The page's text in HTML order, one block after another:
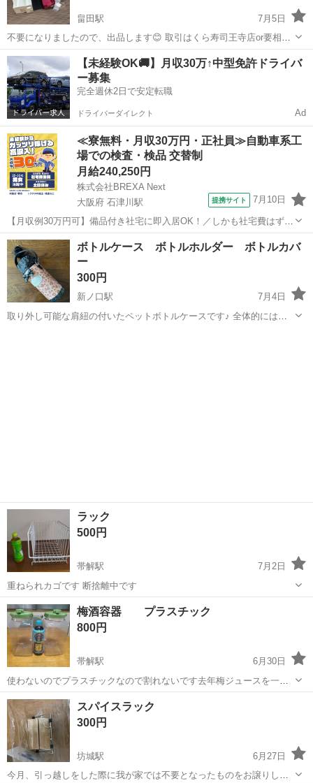
畠田駅
7月5日
不要になりましたので、出品します😊 取引はくら寿司王寺店or要相談
です☺️ ご質問はお気軽にお声掛けください😊
奈良 北葛城郡 畠田駅 家庭用品 くら寿司
【未経験OK🚚】月収30万↑中型免許ドライバ
ー募集
完全週休2日で安定転職
ドライバーダイレクト Ad
≪寮無料・月収30万円・正社員≫自動車系工
場での検査・検品 交替制
月給240,250円
株式会社BREXA Next
大阪府 石津川駅
提携サイト 7月10日
【月収例30万円可】備品付き社宅に即入居OK！／しかも社宅費はずっ
と無料♪／トラクタ本体の製造／資格経験不問★異業種からの転職活躍
中！／赴任旅費会社負担／工場まで無料送迎あり◎《大阪府堺市》 人
気の工場のお仕事 ◇トラクタ...
大阪 堺市 石津川駅 その他
ボトルケース ボトルホルダー ボトルカバ
ー
300円
新ノ口駅
7月4日
取り外し可能な肩紐の付いたペットボトルケースです♪ 全体的には状
ラック
500円
帯解駅
7月2日
重ねられカゴです 断捨離中です
奈良 奈良市 帯解駅 家庭用品
梅酒容器 プラスチック
800円
帯解駅
6月30日
使わないのでプラスチックなので割れないです去年梅ジュースを一度
使っただけです 2個で800円
奈良 奈良市 帯解駅 家庭用品
スパイスラック
300円
坊城駅
6月27日
今月、引っ越しをした際に我が家では不要となったものをお譲りして